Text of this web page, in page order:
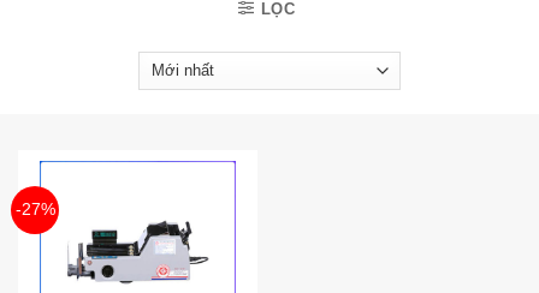
LỌC
-27%